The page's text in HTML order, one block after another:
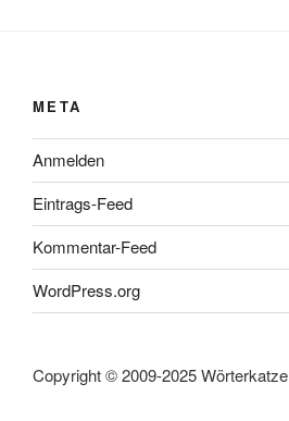
META
Anmelden
Eintrags-Feed
Kommentar-Feed
WordPress.org
Copyright © 2009-2025 Wörterkatze